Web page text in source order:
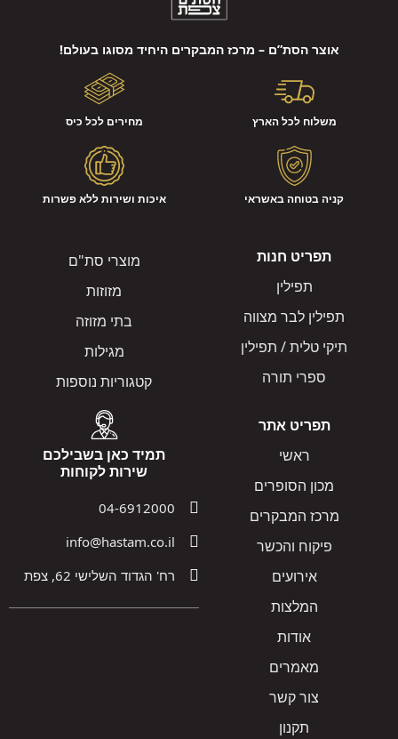
אוצר הסת”ם – מרכז המבקרים היחיד מסוגו בעולם!
משלוח לכל הארץ מחירים לכל כיס
קניה בטוחה באשראי איכות ושירות ללא פשרות
תפריט חנות
תפילין
תפילין לבר מצווה
תיקי טלית / תפילין
ספרי תורה
מוצרי סת"ם
מזוזות
בתי מזוזה
מגילות
קטגוריות נוספות
תפריט אתר
ראשי
מכון הסופרים
מרכז המבקרים
פיקוח והכשר
אירועים
המלצות
אודות
מאמרים
צור קשר
תקנון
תמיד כאן בשבילכם
שירות לקוחות
04-6912000
info@hastam.co.il
רח' הגדוד השלישי 62, צפת